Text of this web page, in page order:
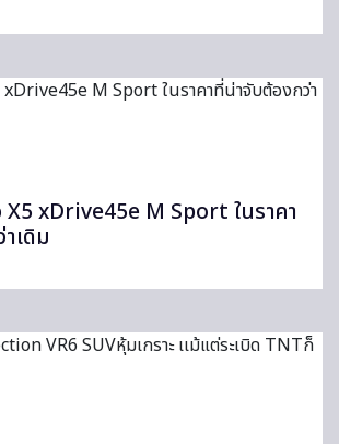
X5 xDrive45e M Sport ในราคา
เดิม